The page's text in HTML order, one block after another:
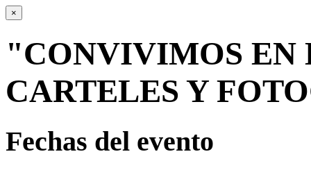
×
"CONVIVIMOS EN
CARTELES Y
Fechas del evento